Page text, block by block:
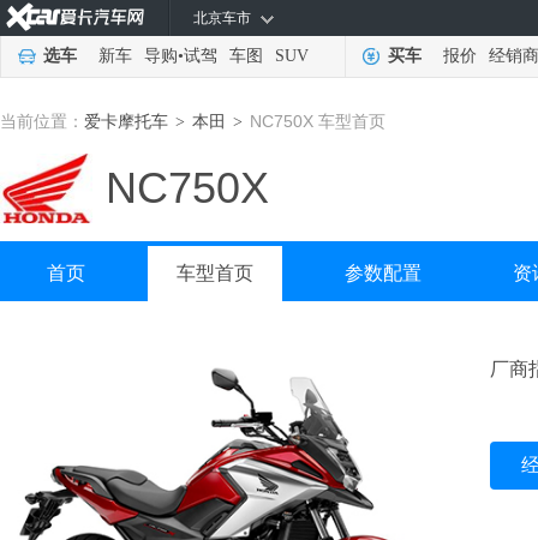
北京车市
选车 新车 导购•试驾 车图 SUV 买车 报价 经销商
当前位置： 爱卡摩托车 > 本田 > NC750X 车型首页
NC750X
首页 车型首页 参数配置 资
厂商